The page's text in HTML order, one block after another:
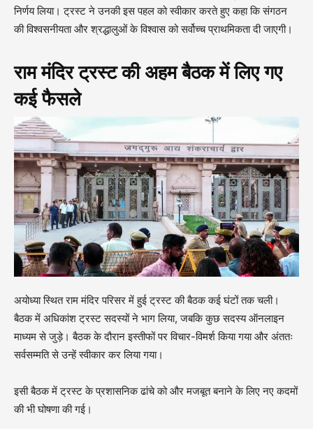
निर्णय लिया। ट्रस्ट ने उनकी इस पहल को स्वीकार करते हुए कहा कि संगठन
की विश्वसनीयता और श्रद्धालुओं के विश्वास को सर्वोच्च प्राथमिकता दी जाएगी।
राम मंदिर ट्रस्ट की अहम बैठक में लिए गए
कई फैसले
अयोध्या स्थित राम मंदिर परिसर में हुई ट्रस्ट की बैठक कई घंटों तक चली।
बैठक में अधिकांश ट्रस्ट सदस्यों ने भाग लिया, जबकि कुछ सदस्य ऑनलाइन
माध्यम से जुड़े। बैठक के दौरान इस्तीफों पर विचार-विमर्श किया गया और अंततः
सर्वसम्मति से उन्हें स्वीकार कर लिया गया।
इसी बैठक में ट्रस्ट के प्रशासनिक ढांचे को और मजबूत बनाने के लिए नए कदमों
की भी घोषणा की गई।